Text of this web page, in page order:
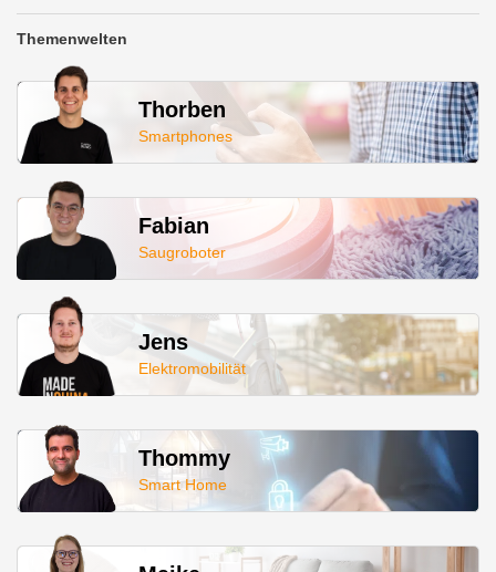
Themenwelten
Thorben
Smartphones
Fabian
Saugroboter
Jens
Elektromobilität
Thommy
Smart Home